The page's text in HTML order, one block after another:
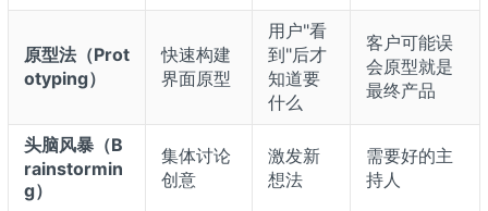
原型法（Prot
otyping）
快速构建
界面原型
用户"看
到"后才
知道要
什么
客户可能误
会原型就是
最终产品
头脑风暴（B
rainstormin
g）
集体讨论
创意
激发新
想法
需要好的主
持人